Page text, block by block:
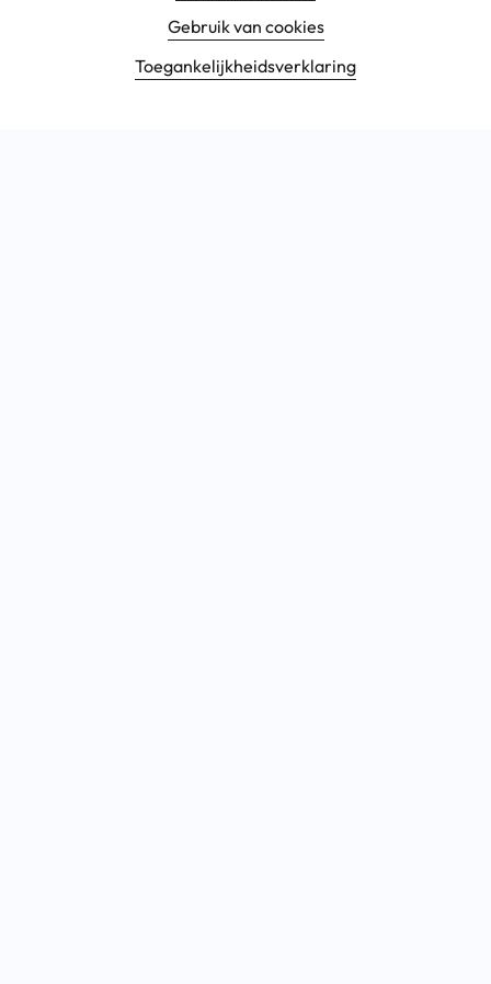
Gebruik van cookies
Toegankelijkheids­verklaring